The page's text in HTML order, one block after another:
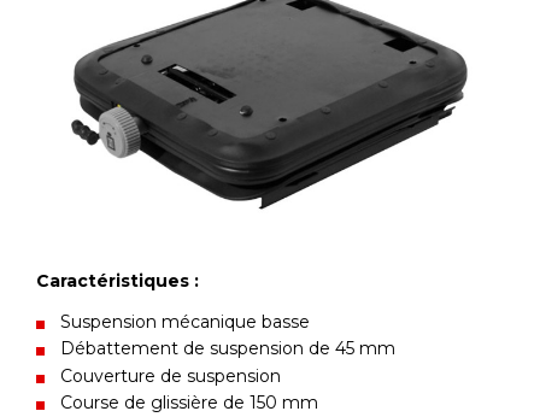
Caractéristiques :
Suspension mécanique basse
Débattement de suspension de 45 mm
Couverture de suspension
Course de glissière de 150 mm